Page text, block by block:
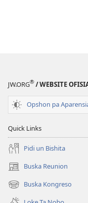
JW.ORG® / WEBSITE
Opshon pa
Quick Links
Pidi un Bishita
Buska Reunion
(opens
new
window)
Buska Kongreso
(opens
new